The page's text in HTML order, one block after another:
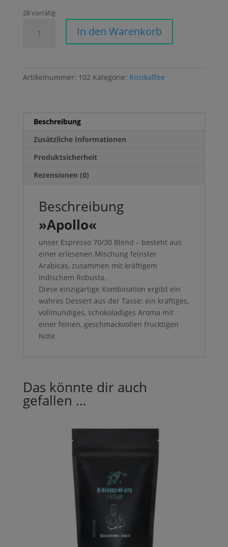
28 vorrätig
Apollo
In den Warenkorb
Artikelnummer: 102 Kategorie: Röstkaffee
Beschreibung
Zusätzliche Informationen
Produktsicherheit
Rezensionen (0)
Beschreibung
»Apollo«
unser Espresso 70/30 Blend – besteht aus
einer erlesenen Mischung feinster
Arabicas, zusammen mit kräftigem
Indischem Robusta.
Diese einzigartige Kombination ergibt ein
wahres Dessert aus der Tasse: ein kräftiges,
vollmundiges, schokoladiges Aroma mit
einer feinen, geschmackvollen frucktigen
Note.
Das könnte dir auch
gefallen …